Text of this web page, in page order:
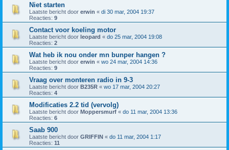
Niet starten
Laatste bericht door erwin « di 30 mar, 2004 19:37
Reacties: 9
Contact voor koeling motor
Laatste bericht door leopard « do 25 mar, 2004 19:08
Reacties: 2
Wat heb ik nou onder mn bunper hangen ?
Laatste bericht door erwin « wo 24 mar, 2004 14:36
Reacties: 9
Vraag over monteren radio in 9-3
Laatste bericht door B235R « wo 17 mar, 2004 20:27
Reacties: 4
Modificaties 2.2 tid (vervolg)
Laatste bericht door Moppersmurf « do 11 mar, 2004 13:36
Reacties: 6
Saab 900
Laatste bericht door GRIFFIN « do 11 mar, 2004 1:17
Reacties: 11